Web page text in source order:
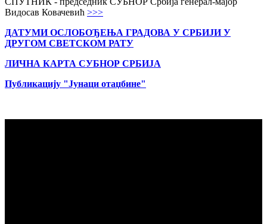
Видосав Ковачевић >>>
ДАТУМИ ОСЛОБОЂЕЊА ГРАДОВА У СРБИЈИ У
ДРУГОМ СВЕТСКОМ РАТУ
ЛИЧНА КАРТА СУБНОР СРБИЈА
Публикацију "Јунаци отаџбине"